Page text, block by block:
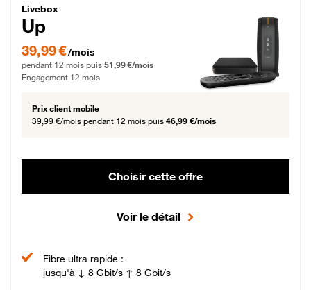
Livebox Up Fibre
Livebox
Up
39,99 € par mois pendant 12 mois puis 51,99 € par mois, Engagement 12 mois
39,99 €/mois
pendant 12 mois puis 51,99 €/mois
Engagement 12 mois
Prix client mobile
39,99 €/mois pendant 12 mois puis 46,99 €/mois
Choisir cette offre
Voir le détail
Fibre ultra rapide :
jusqu'à ↓ 8 Gbit/s ↑ 8 Gbit/s